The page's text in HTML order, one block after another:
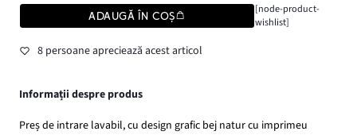
ADAUGĂ ÎN COȘ
[node-product-
wishlist]
8 persoane apreciează acest articol
Informații despre produs
Preș de intrare lavabil, cu design grafic bej natur cu imprimeu